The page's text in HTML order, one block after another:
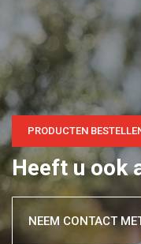
PRODUCTEN
Heeft u ook
NEEM CONTACT